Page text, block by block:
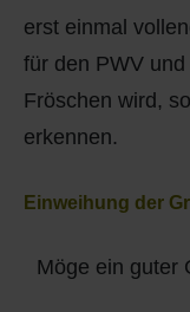
erst einmal
für den PWV
Fröschen wird,
erkennen.
Einweihung der
Möge ein guter